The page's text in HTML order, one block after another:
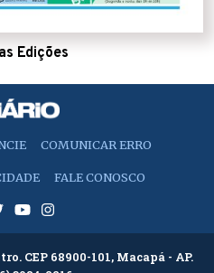
Edições
COMUNICAR ERRO
FALE CONOSCO
CEP 68900-101, Macapá - AP.